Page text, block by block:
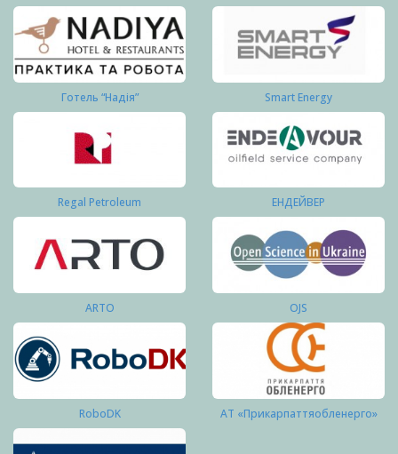
Готель “Надія” Smart Energy
Regal Petroleum ЕНДЕЙВЕР
ARTO OJS
RoboDK АТ «Прикарпаттяобленерго»